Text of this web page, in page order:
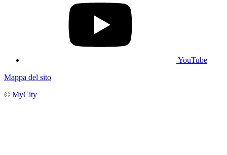
YouTube
Mappa del sito
© MyCity